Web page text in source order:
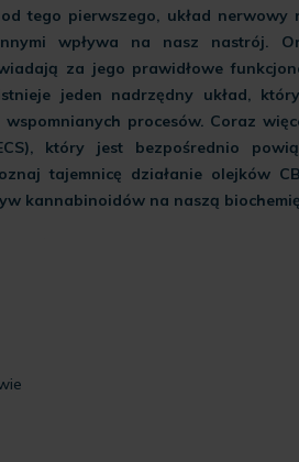
tego pierwszego, układ nerwowy
wpływa na nasz nastrój.
za jego prawidłowe
jeden nadrzędny układ,
procesów. Coraz
który jest bezpośrednio
tajemnicę działanie olejków
kannabinoidów na naszą